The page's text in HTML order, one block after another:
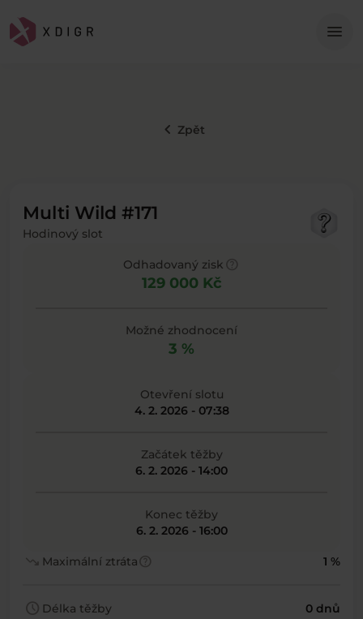
menu
keyboard_arrow_left Zpět
Multi Wild #171
Hodinový slot
Odhadovaný zisk
129 000 Kč
Možné zhodnocení
3 %
Otevření slotu
4. 2. 2026 - 07:38
Začátek těžby
6. 2. 2026 - 14:00
Konec těžby
6. 2. 2026 - 16:00
trending_down Maximální ztrátahelp 1 %
schedule Délka těžby 0 dnů